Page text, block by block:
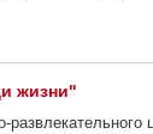
жизни"